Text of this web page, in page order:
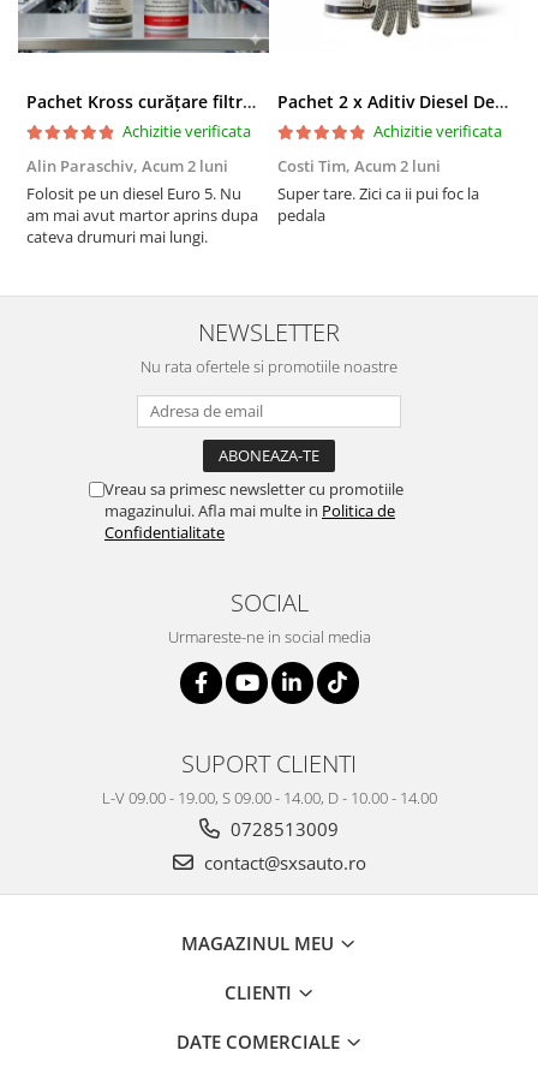
Pachet Kross curățare filtru particule DPF și etanșare ulei 250 ml + 250 ml
Achizitie verificata
Alin Paraschiv, Acum 2 luni
Folosit pe un diesel Euro 5. Nu
am mai avut martor aprins dupa
cateva drumuri mai lungi.
Pachet 2 x Aditiv Diesel Detox Premium Kross - Curățare Completă, +5 Puncte Cetanic & Protecție DPF/EGR
Achizitie verificata
Costi Tim, Acum 2 luni
Super tare. Zici ca ii pui foc la
pedala
NEWSLETTER
Nu rata ofertele si promotiile noastre
Vreau sa primesc newsletter cu promotiile
magazinului. Afla mai multe in Politica de
Confidentialitate
SOCIAL
Urmareste-ne in social media
SUPORT CLIENTI
L-V 09.00 - 19.00, S 09.00 - 14.00, D - 10.00 - 14.00
0728513009
contact@sxsauto.ro
MAGAZINUL MEU
CLIENTI
DATE COMERCIALE